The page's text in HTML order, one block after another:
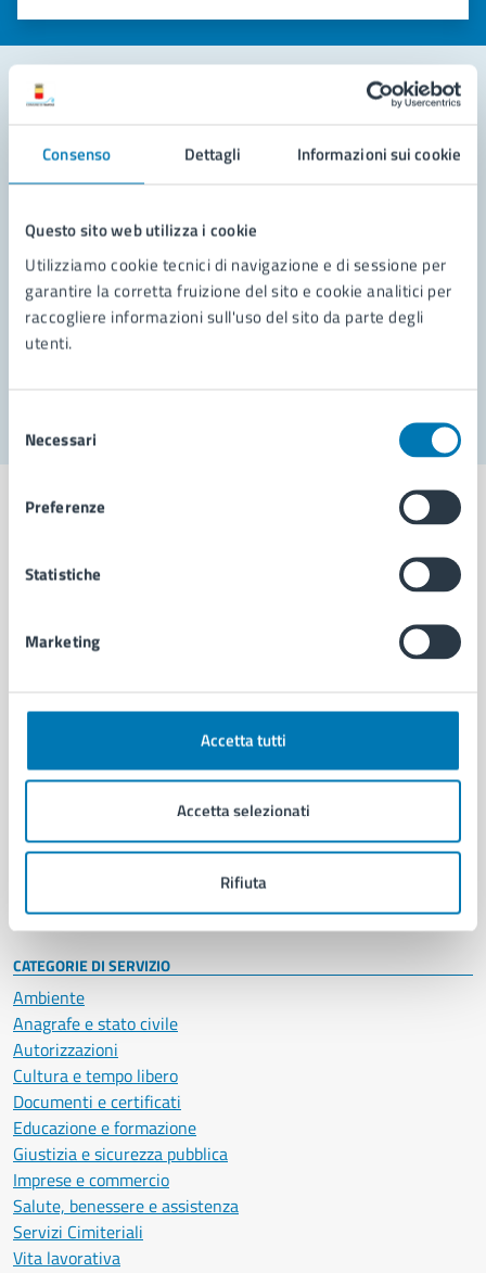
Consenso Dettagli Informazioni sui cookie
Questo sito web utilizza i cookie
Utilizziamo cookie tecnici di navigazione e di sessione per
garantire la corretta fruizione del sito e cookie analitici per
raccogliere informazioni sull'uso del sito da parte degli
utenti.
delNecessari
Preferenze
Statistiche
Marketing
Accetta tutti
Accetta selezionati
Rifiuta
Valuta 5 stelle su 5
Valuta 4 stelle su 5
Valuta 3 stelle su 5
Valuta 2 stelle su 5
Valuta 1 stelle su 5
Leggi le domande frequenti
Richiedi assistenza
Prenota appuntamento
Problemi in città
Comune di Napoli
AMMINISTRAZIONE
Organi di governo
Enti e fondazioni
Personale amministrativo
Intranet, posta aziendale e protocollo
CATEGORIE DI SERVIZIO
Ambiente
Anagrafe e stato civile
Autorizzazioni
Cultura e tempo libero
Documenti e certificati
Educazione e formazione
Giustizia e sicurezza pubblica
Imprese e commercio
Salute, benessere e assistenza
Servizi Cimiteriali
Vita lavorativa